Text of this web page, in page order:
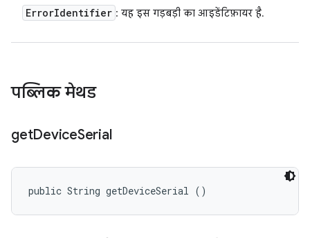
ErrorIdentifier : यह इस गड़बड़ी का आइडेंटिफ़ायर है.
पब्लिक मेथड
getDeviceSerial
public String getDeviceSerial ()